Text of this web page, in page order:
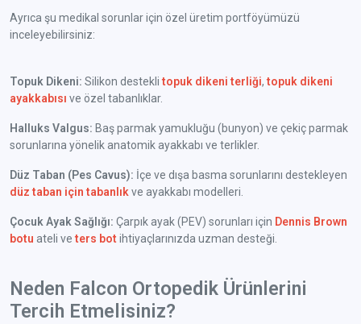
Ayrıca şu medikal sorunlar için özel üretim portföyümüzü
inceleyebilirsiniz:
Topuk Dikeni: Silikon desteklitopuk dikeni terliği,topuk dikeni
ayakkabısı ve özel tabanlıklar.
Halluks Valgus: Baş parmak yamukluğu (bunyon) ve çekiç parmak
sorunlarına yönelik anatomik ayakkabı ve terlikler.
Düz Taban (Pes Cavus): İçe ve dışa basma sorunlarını destekleyen
düz taban için tabanlık ve ayakkabı modelleri.
Çocuk Ayak Sağlığı: Çarpık ayak (PEV) sorunları için Dennis Brown
botu ateli veters bot ihtiyaçlarınızda uzman desteği.
Neden Falcon Ortopedik Ürünlerini
Tercih Etmelisiniz?